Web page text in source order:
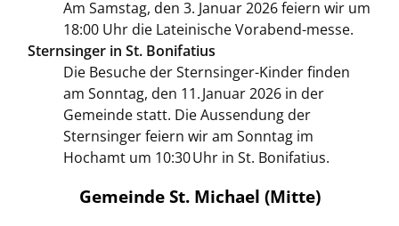
Am Samstag, den 3. Januar 2026 feiern wir um
18:00 Uhr die Lateinische Vorabend-messe.
Sternsinger in St. Bonifatius
Die Besuche der Sternsinger-Kinder finden
am Sonntag, den 11. Januar 2026 in der
Gemeinde statt. Die Aussendung der
Sternsinger feiern wir am Sonntag im
Hochamt um 10:30 Uhr in St. Bonifatius.
Gemeinde St. Michael (Mitte)